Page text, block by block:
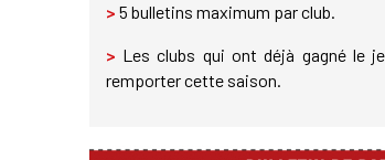
> 5 bulletins maximum par club.
> Les clubs qui ont déjà gagné le
remporter cette saison.